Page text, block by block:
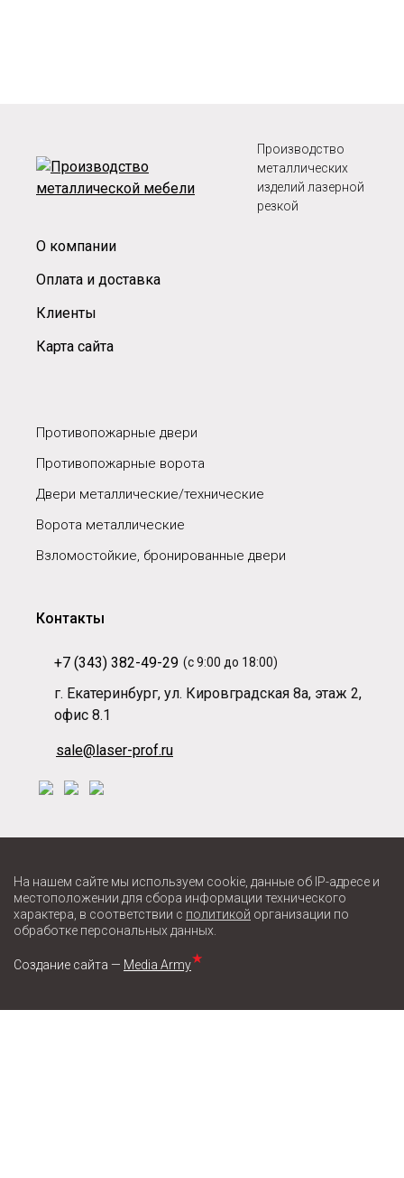
Производство
металлических
изделий лазерной
резкой
О компании
Оплата и доставка
Клиенты
Карта сайта
Противопожарные двери
Противопожарные ворота
Двери металлические/технические
Ворота металлические
Взломостойкие, бронированные двери
Контакты
+7 (343) 382-49-29 (с 9:00 до 18:00)
г. Екатеринбург, ул. Кировградская 8а, этаж 2,
офис 8.1
sale@laser-prof.ru
На нашем сайте мы используем cookie, данные об IP-адресе и
местоположении для сбора информации технического
характера, в соответствии с политикой организации по
обработке персональных данных.
Создание сайта — Media Army★